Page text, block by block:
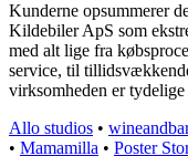
Kunderne opsummerer
Kildebiler ApS som
med alt lige fra
service, til
virksomheden er
Allo studios •
• Mamamilla • Poster